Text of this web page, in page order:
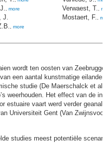
, more
J.
, more
Verwaest, T.,
Mostaert, F.,
wordt ten oosten van Zeebrugge
een aantal kunstmatige eilanden
studie (De Maerschalck et al.,
weerhouden. Het effect van de
estuaire vaart werd verder
Universiteit Gent (Van
studies meest potentiële scenario